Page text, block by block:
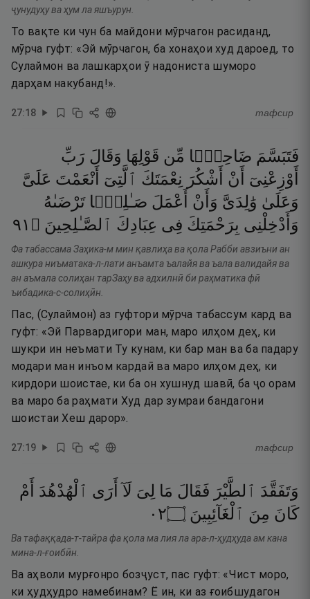
ҷунудуҳу ва ҳум ла яшъурун.
То вақте ки чун ба майдони мӯрчагон расиданд,
мӯрча гуфт: «Эй мӯрчагон, ба хонаҳои худ дароед, то
Сулаймон ва лашкарҳои ӯ надониста шуморо
дарҳам накубанд!».
27:18 тафсир
فَتَبَسَّمَ ضَاحِكًۭا مِّن قَوْلِهَا وَقَالَ رَبِّ
أَوْزِعْنِىٓ
أَنْ أَشْكُرَ نِعْمَتَكَ ٱلَّتِىٓ أَنْعَمْتَ عَلَىَّ
وَعَلَىٰ وَٰلِدَىَّ وَأَنْ أَعْمَلَ صَـٰلِحًۭا تَرْضَىٰهُ
وَأَدْخِلْنِى بِرَحْمَتِكَ فِى عِبَادِكَ ٱلصَّـٰلِحِينَ ۝ ١٩
Фа табассама Заҳика-м мин қавлиҳа ва қола Рабби авзиъни ан
ашкура ниъматака-л-лати анъамта ъалайя ва ъала валидайя ва
ан аъмала солиҳан тарЗаҳу ва адхилнӣ би раҳматика фӣ
ъибадика-с-солиҳӣн.
Пас, (Сулаймон) аз гуфтори мӯрча табассум кард ва
гуфт: «Эй Парвардигори ман, маро илҳом деҳ, ки
шукри ин неъмати Ту кунам, ки бар ман ва ба падару
модари ман инъом кардаӣ ва маро илҳом деҳ, ки
кирдори шоистае, ки ба он хушнуд шавӣ, ба ҷо орам
ва маро ба раҳмати Худ дар зумраи бандагони
шоистаи Хеш дарор».
27:19 тафсир
وَتَفَقَّدَ ٱلطَّيْرَ فَقَالَ مَا لِىَ لَآ أَرَى ٱلْهُدْهُدَ
أَمْ
كَانَ مِنَ ٱلْغَآئِبِينَ ۝٢٠
Ва тафаққада-т-тайра фа қола ма лия ла ара-л-ҳудҳуда ам кана
мина-л-ғоибӣн.
Ва аҳволи мурғонро бозҷуст, пас гуфт: «Чист моро,
ки ҳудҳудро намебинам? Ё ин, ки аз ғоибшудагон